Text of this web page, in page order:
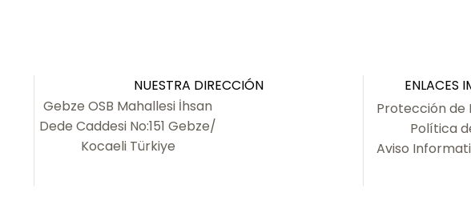
NUESTRA DIRECCIÓN
Gebze OSB Mahallesi İhsan
Dede Caddesi No:151 Gebze/
Kocaeli Türkiye
ENLACES
Protección de
Política
Aviso